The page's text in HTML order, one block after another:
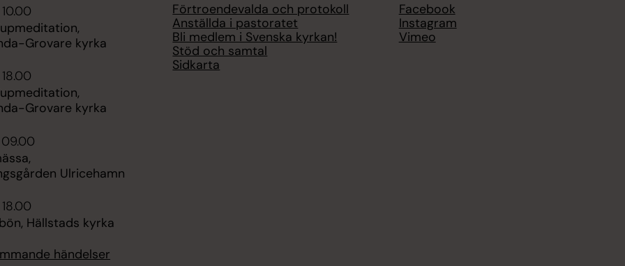
Grovare kyrka
Grovare kyrka
Ulricehamn
Hällstads kyrka
händelser
Förtroendevalda och protokoll
Anställda i pastoratet
Bli medlem i Svenska kyrkan!
Stöd och samtal
Sidkarta
Facebook
Instagram
Vimeo